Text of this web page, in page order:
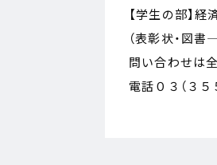
【学生の部】
（表彰状・図
問い合わせは
電話０３（３５